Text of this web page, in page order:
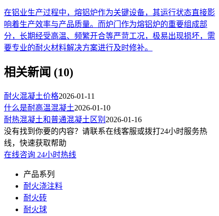
在铝业生产过程中，熔铝炉作为关键设备，其运行状态直接影
响着生产效率与产品质量。而炉门作为熔铝炉的重要组成部
分，长期经受高温、频繁开合等严苛工况，极易出现损坏，需
要专业的耐火材料解决方案进行及时修补。
相关新闻 (10)
耐火混凝土价格2026-01-11
什么是耐高温混凝土2026-01-10
耐热混凝土和普通混凝土区别 2026-01-16
没有找到你要的内容？请联系在线客服或拨打24小时服务热
线，快速获取帮助
在线咨询 24小时热线
产品系列
耐火浇注料
耐火砖
耐火球